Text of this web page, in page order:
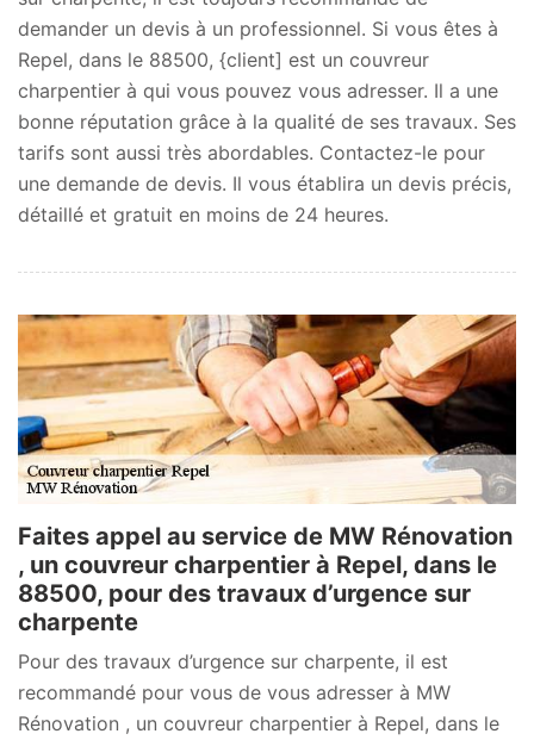
demander un devis à un professionnel. Si vous êtes à
Repel, dans le 88500, {client] est un couvreur
charpentier à qui vous pouvez vous adresser. Il a une
bonne réputation grâce à la qualité de ses travaux. Ses
tarifs sont aussi très abordables. Contactez-le pour
une demande de devis. Il vous établira un devis précis,
détaillé et gratuit en moins de 24 heures.
Faites appel au service de MW Rénovation
, un couvreur charpentier à Repel, dans le
88500, pour des travaux d’urgence sur
charpente
Pour des travaux d’urgence sur charpente, il est
recommandé pour vous de vous adresser à MW
Rénovation , un couvreur charpentier à Repel, dans le